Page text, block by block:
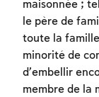
maisonnée ;
le père de
toute la
minorité de
d’embellir
membre de la